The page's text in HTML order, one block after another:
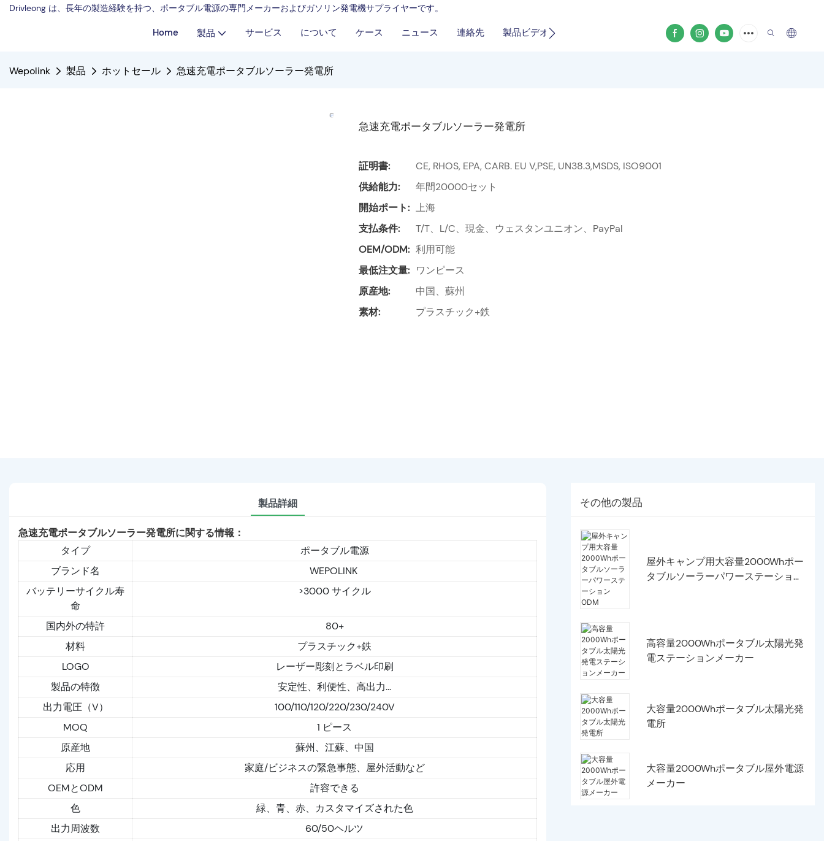
Drivleong は、長年の製造経験を持つ、ポータブル電源の専門メーカーおよびガソリン発電機サプライヤーです。
Home 製品 サービス について ケース ニュース 連絡先 製品ビデオ
Wepolink 製品 ホットセール 急速充電ポータブルソーラー発電所
急速充電ポータブルソーラー発電所
証明書:
CE, RHOS, EPA, CARB. EU V,PSE, UN38.3,MSDS, ISO9001
供給能力:
年間20000セット
開始ポート: 上海
支払条件:
T/T、L/C、現金、ウェスタンユニオン、PayPal
OEM/ODM: 利用可能
最低注文量: ワンピース
原産地:
中国、蘇州
素材:
プラスチック+鉄
製品詳細
急速充電ポータブルソーラー発電所に関する情報：
タイプ
ポータブル電源
ブランド名
WEPOLINK
バッテリーサイクル寿
命
>3000 サイクル
国内外の特許
80+
材料
プラスチック+鉄
LOGO
レーザー彫刻とラベル印刷
製品の特徴
安定性、利便性、高出力...
出力電圧（V）
100/110/120/220/230/240V
MOQ
1 ピース
原産地
蘇州、江蘇、中国
応用
家庭/ビジネスの緊急事態、屋外活動など
OEMとODM
許容できる
色
緑、青、赤、カスタマイズされた色
出力周波数
60/50ヘルツ
その他の製品
屋外キャンプ用大容量2000Whポー
タブルソーラーパワーステーション
高容量2000Whポータブル太陽光発
電ステーションメーカー
大容量2000Whポータブル太陽光発
電所
大容量2000Whポータブル屋外電源
メーカー